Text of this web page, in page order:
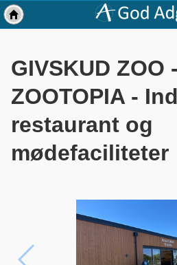
GIVSKUD ZOO -
ZOOTOPIA -
restaurant og
mødefaciliteter